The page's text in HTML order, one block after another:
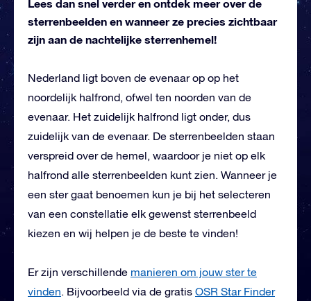
Lees dan snel verder en ontdek meer over de
sterrenbeelden en wanneer ze precies zichtbaar
zijn aan de nachtelijke sterrenhemel!
Nederland ligt boven de evenaar op op het
noordelijk halfrond, ofwel ten noorden van de
evenaar. Het zuidelijk halfrond ligt onder, dus
zuidelijk van de evenaar. De sterrenbeelden staan
verspreid over de hemel, waardoor je niet op elk
halfrond alle sterrenbeelden kunt zien. Wanneer je
een ster gaat benoemen kun je bij het selecteren
van een constellatie elk gewenst sterrenbeeld
kiezen en wij helpen je de beste te vinden!
Er zijn verschillende manieren om jouw ster te
vinden. Bijvoorbeeld via de gratis OSR Star Finder